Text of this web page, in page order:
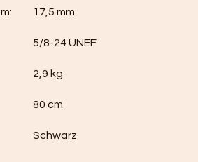
17,5 mm
5/8-24 UNEF
2,9 kg
80 cm
Schwarz